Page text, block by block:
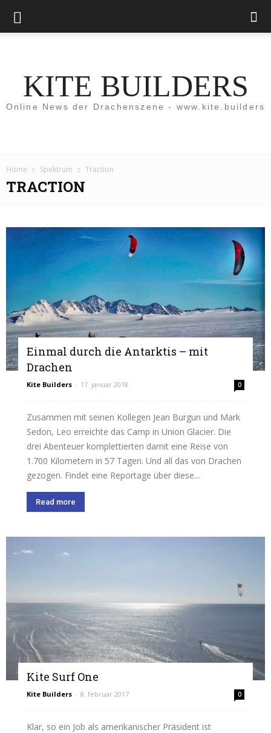
KITE BUILDERS
Online News der Drachenszene - www.kite.builders
Home Spektrum Traction
TRACTION
Einmal durch die Antarktis – mit
Drachen
Kite Builders - 17. januar 2018 0
Zusammen mit seinen Kollegen Jean Burgun und Mark
Sedon, Leo erreichte das Camp in Union Glacier. Die
drei Abenteuer komplettierten damit eine Reise von
1.700 Kilometern in 57 Tagen. Und all das von Drachen
gezogen. Findet eine Reportage über diese...
Read more
Kite Surf One
Kite Builders - 8. februar 2017 0
Klar, so ein Job als amerikanischer Präsident ist